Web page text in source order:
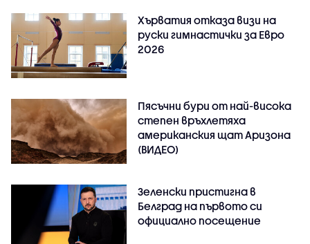
Хърватия отказа визи на
руски гимнастички за Евро
2026
Пясъчни бури от най-висока
степен връхлетяха
американския щат Аризона
(ВИДЕО)
Зеленски пристигна в
Белград на първото си
официално посещение